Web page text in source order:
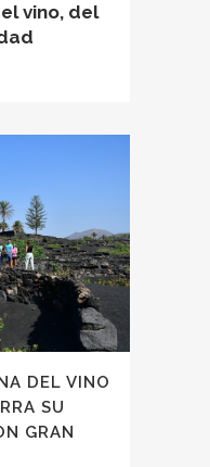
vino, del
DEL VINO
SU
GRAN